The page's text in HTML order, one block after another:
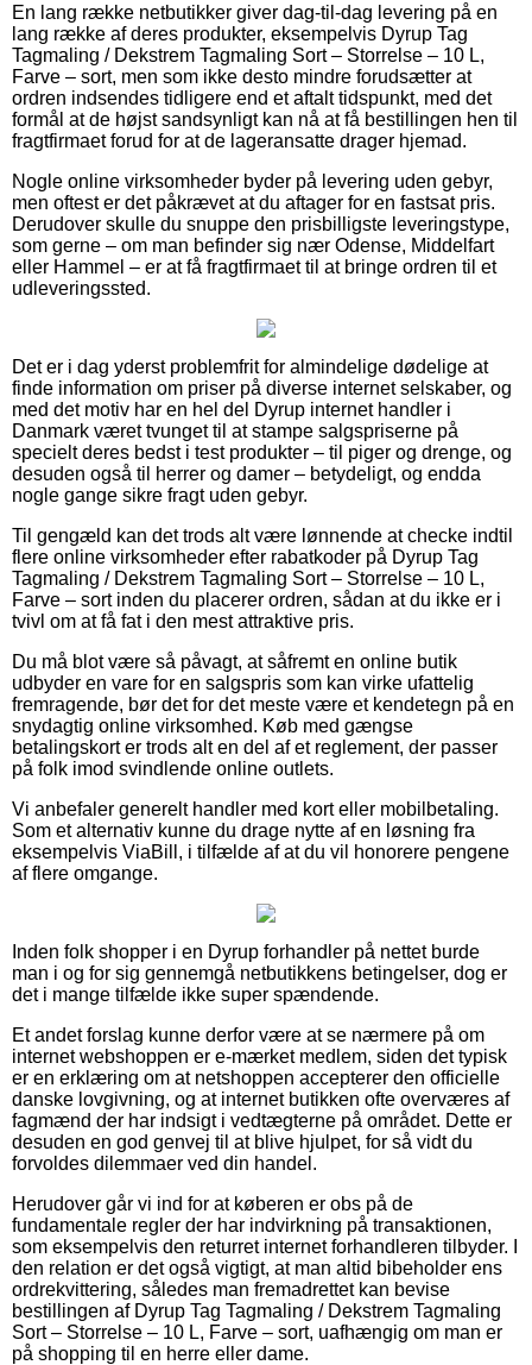
En lang række netbutikker giver dag-til-dag levering på en
lang række af deres produkter, eksempelvis Dyrup Tag
Tagmaling / Dekstrem Tagmaling Sort – Storrelse – 10 L,
Farve – sort, men som ikke desto mindre forudsætter at
ordren indsendes tidligere end et aftalt tidspunkt, med det
formål at de højst sandsynligt kan nå at få bestillingen hen til
fragtfirmaet forud for at de lageransatte drager hjemad.
Nogle online virksomheder byder på levering uden gebyr,
men oftest er det påkrævet at du aftager for en fastsat pris.
Derudover skulle du snuppe den prisbilligste leveringstype,
som gerne – om man befinder sig nær Odense, Middelfart
eller Hammel – er at få fragtfirmaet til at bringe ordren til et
udleveringssted.
Det er i dag yderst problemfrit for almindelige dødelige at
finde information om priser på diverse internet selskaber, og
med det motiv har en hel del Dyrup internet handler i
Danmark været tvunget til at stampe salgspriserne på
specielt deres bedst i test produkter – til piger og drenge, og
desuden også til herrer og damer – betydeligt, og endda
nogle gange sikre fragt uden gebyr.
Til gengæld kan det trods alt være lønnende at checke indtil
flere online virksomheder efter rabatkoder på Dyrup Tag
Tagmaling / Dekstrem Tagmaling Sort – Storrelse – 10 L,
Farve – sort inden du placerer ordren, sådan at du ikke er i
tvivl om at få fat i den mest attraktive pris.
Du må blot være så påvagt, at såfremt en online butik
udbyder en vare for en salgspris som kan virke ufattelig
fremragende, bør det for det meste være et kendetegn på en
snydagtig online virksomhed. Køb med gængse
betalingskort er trods alt en del af et reglement, der passer
på folk imod svindlende online outlets.
Vi anbefaler generelt handler med kort eller mobilbetaling.
Som et alternativ kunne du drage nytte af en løsning fra
eksempelvis ViaBill, i tilfælde af at du vil honorere pengene
af flere omgange.
Inden folk shopper i en Dyrup forhandler på nettet burde
man i og for sig gennemgå netbutikkens betingelser, dog er
det i mange tilfælde ikke super spændende.
Et andet forslag kunne derfor være at se nærmere på om
internet webshoppen er e-mærket medlem, siden det typisk
er en erklæring om at netshoppen accepterer den officielle
danske lovgivning, og at internet butikken ofte overværes af
fagmænd der har indsigt i vedtægterne på området. Dette er
desuden en god genvej til at blive hjulpet, for så vidt du
forvoldes dilemmaer ved din handel.
Herudover går vi ind for at køberen er obs på de
fundamentale regler der har indvirkning på transaktionen,
som eksempelvis den returret internet forhandleren tilbyder. I
den relation er det også vigtigt, at man altid bibeholder ens
ordrekvittering, således man fremadrettet kan bevise
bestillingen af Dyrup Tag Tagmaling / Dekstrem Tagmaling
Sort – Storrelse – 10 L, Farve – sort, uafhængig om man er
på shopping til en herre eller dame.